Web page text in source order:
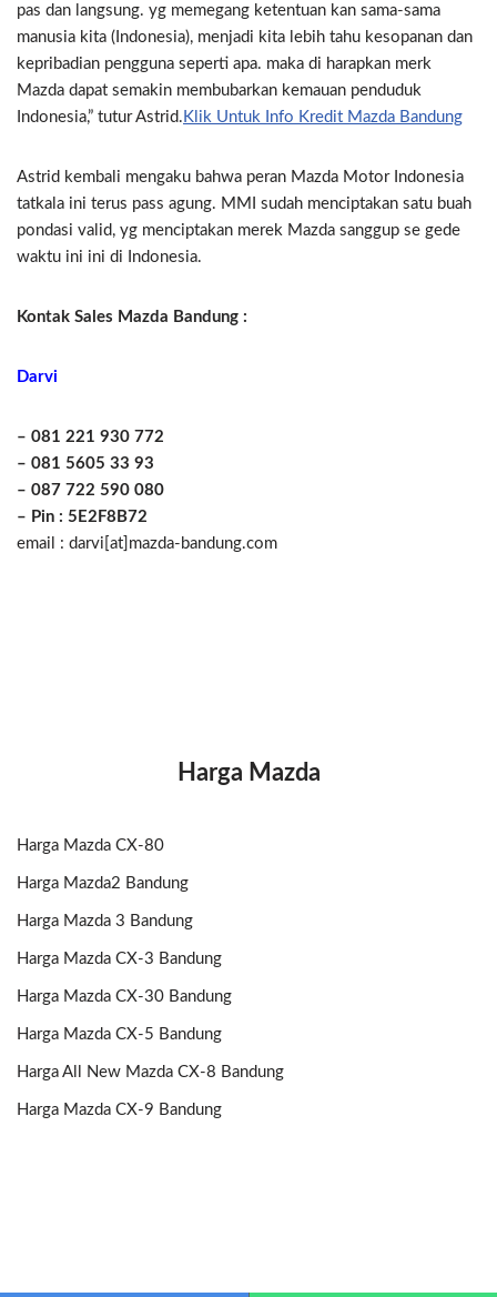
pas dan langsung. yg memegang ketentuan kan sama-sama
manusia kita (Indonesia), menjadi kita lebih tahu kesopanan dan
kepribadian pengguna seperti apa. maka di harapkan merk
Mazda dapat semakin membubarkan kemauan penduduk
Indonesia,” tutur Astrid. Klik Untuk Info Kredit Mazda Bandung
Astrid kembali mengaku bahwa peran Mazda Motor Indonesia
tatkala ini terus pass agung. MMI sudah menciptakan satu buah
pondasi valid, yg menciptakan merek Mazda sanggup se gede
waktu ini ini di Indonesia.
Kontak Sales Mazda Bandung :
Darvi
– 081 221 930 772
– 081 5605 33 93
– 087 722 590 080
– Pin : 5E2F8B72
email : darvi[at]mazda-bandung.com
Harga Mazda
Harga Mazda CX-80
Harga Mazda2 Bandung
Harga Mazda 3 Bandung
Harga Mazda CX-3 Bandung
Harga Mazda CX-30 Bandung
Harga Mazda CX-5 Bandung
Harga All New Mazda CX-8 Bandung
Harga Mazda CX-9 Bandung